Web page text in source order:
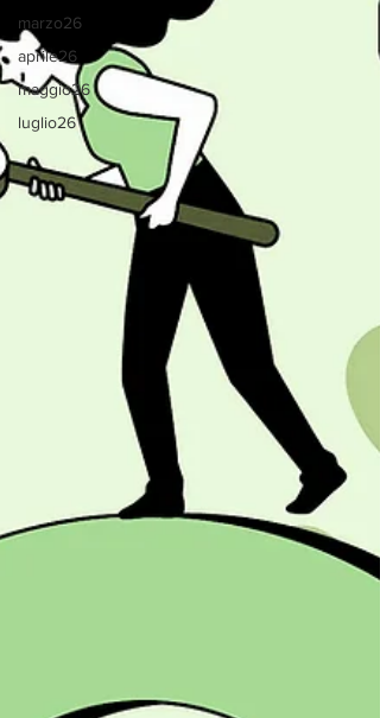
marzo26
aprile26
maggio26
luglio26